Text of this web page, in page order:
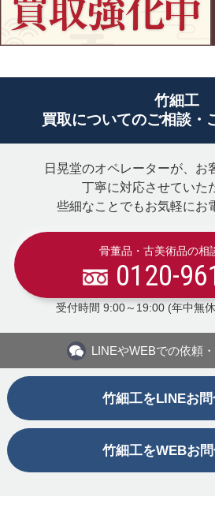
竹細工
買取についてのご相談・
日晃堂のオペレーターが、お
丁寧に対応させていた
些細なことでもお気軽にお
骨董品・古美術品の相
0120-
受付時間 9:00～19:00 (年中無
LINEやWEBでの依頼
竹細工をLINEお
竹細工をWEBお